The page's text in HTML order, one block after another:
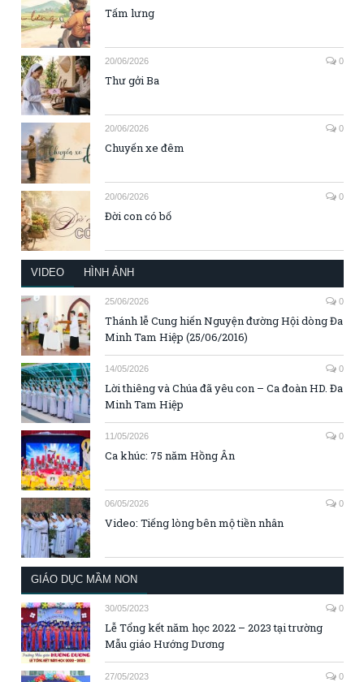
Tấm lưng
20/06/2026 0
Thư gởi Ba
20/06/2026 0
Chuyến xe đêm
20/06/2026 0
Đời con có bố
VIDEO HÌNH ẢNH
25/06/2026 0
Thánh lễ Cung hiến Nguyện đường Hội dòng Đa
Minh Tam Hiệp (25/06/2016)
14/05/2026 0
Lời thiêng và Chúa đã yêu con – Ca đoàn HD. Đa
Minh Tam Hiệp
11/05/2026 0
Ca khúc: 75 năm Hồng Ân
06/05/2026 0
Video: Tiếng lòng bên mộ tiền nhân
GIÁO DỤC MẦM NON
30/05/2023 0
Lễ Tổng kết năm học 2022 – 2023 tại trường
Mẫu giáo Hướng Dương
27/05/2023 0